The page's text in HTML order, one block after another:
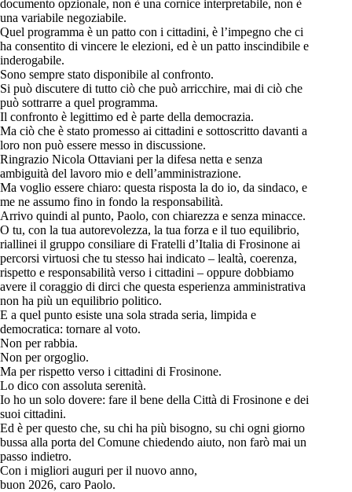
documento opzionale, non è una cornice interpretabile, non è
una variabile negoziabile.
Quel programma è un patto con i cittadini, è l’impegno che ci
ha consentito di vincere le elezioni, ed è un patto inscindibile e
inderogabile.
Sono sempre stato disponibile al confronto.
Si può discutere di tutto ciò che può arricchire, mai di ciò che
può sottrarre a quel programma.
Il confronto è legittimo ed è parte della democrazia.
Ma ciò che è stato promesso ai cittadini e sottoscritto davanti a
loro non può essere messo in discussione.
Ringrazio Nicola Ottaviani per la difesa netta e senza
ambiguità del lavoro mio e dell’amministrazione.
Ma voglio essere chiaro: questa risposta la do io, da sindaco, e
me ne assumo fino in fondo la responsabilità.
Arrivo quindi al punto, Paolo, con chiarezza e senza minacce.
O tu, con la tua autorevolezza, la tua forza e il tuo equilibrio,
riallinei il gruppo consiliare di Fratelli d’Italia di Frosinone ai
percorsi virtuosi che tu stesso hai indicato – lealtà, coerenza,
rispetto e responsabilità verso i cittadini – oppure dobbiamo
avere il coraggio di dirci che questa esperienza amministrativa
non ha più un equilibrio politico.
E a quel punto esiste una sola strada seria, limpida e
democratica: tornare al voto.
Non per rabbia.
Non per orgoglio.
Ma per rispetto verso i cittadini di Frosinone.
Lo dico con assoluta serenità.
Io ho un solo dovere: fare il bene della Città di Frosinone e dei
suoi cittadini.
Ed è per questo che, su chi ha più bisogno, su chi ogni giorno
bussa alla porta del Comune chiedendo aiuto, non farò mai un
passo indietro.
Con i migliori auguri per il nuovo anno,
buon 2026, caro Paolo.